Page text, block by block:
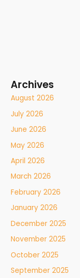
Archives
August 2026
July 2026
June 2026
May 2026
April 2026
March 2026
February 2026
January 2026
December 2025
November 2025
October 2025
September 2025